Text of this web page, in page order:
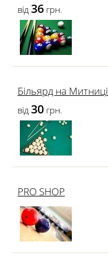
від 36 грн.
Більярд на Митниці
від 30 грн.
PRO SHOP